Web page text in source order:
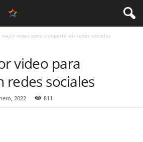
mejor video para compartir en redes sociales
video para
sociales
2022 811